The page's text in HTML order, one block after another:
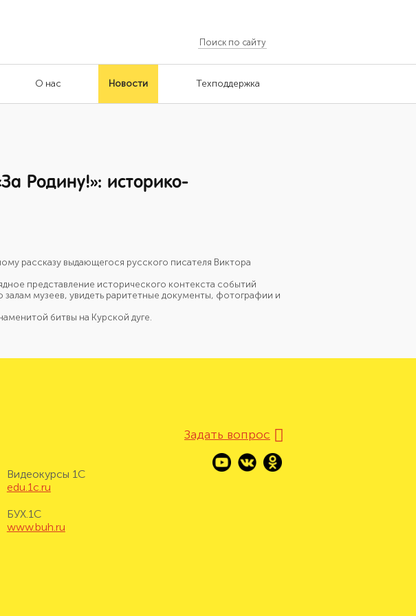
О нас Новости Техподдержка
Родину!»: историко-
рассказу выдающегося русского писателя Виктора
представление исторического контекста событий
музеев, увидеть раритетные документы, фотографии и
битвы на Курской дуге.
Видеокурсы 1С
edu.1c.ru
БУХ.1С
www.buh.ru
Задать вопрос